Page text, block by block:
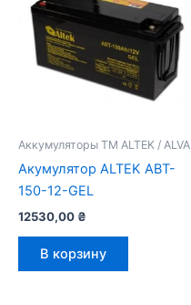
Аккумуляторы ТМ ALTEK / ALVA
Акумулятор ALTEK ABT-
150-12-GEL
12530,00 ₴
В корзину